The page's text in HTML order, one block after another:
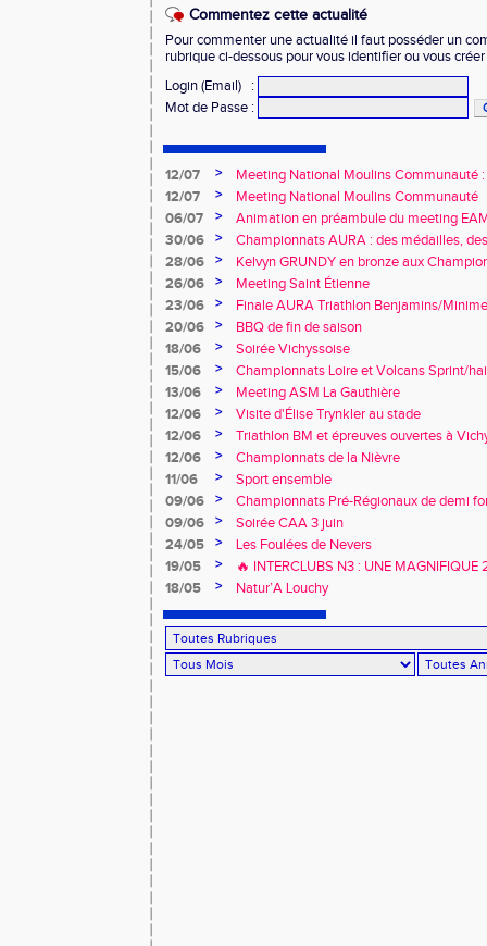
Commentez cette actualité
Pour commenter une actualité il faut posséder un
rubrique ci-dessous pour vous identifier ou vous
Login (Email)
:
Mot de Passe :
12/07 >
Meeting National Moulins Communauté
12/07
>
Meeting National Moulins Communauté
06/07
>
Animation en préambule du meeting
30/06
>
Championnats AURA : des médailles,
promesses !
28/06 >
Kelvyn GRUNDY en bronze aux
26/06
>
Meeting Saint Étienne
23/06
>
Finale AURA Triathlon Benjamins/
20/06
>
BBQ de fin de saison
18/06
>
Soirée Vichyssoise
15/06
>
Championnats Loire et Volcans Sprint/
13/06
>
Meeting ASM La Gauthière
12/06
>
Visite d'Élise Trynkler au stade
12/06
>
Triathlon BM et épreuves ouvertes à
12/06
>
Championnats de la Nièvre
11/06
>
Sport ensemble
09/06
>
Championnats Pré-Régionaux de demi
09/06
>
Soirée CAA 3 juin
24/05
>
Les Foulées de Nevers
19/05
>
🔥 INTERCLUBS N3 : UNE MAGNIFIQUE
À DOMICILE ! 🔥
18/05 > Natur’A Louchy